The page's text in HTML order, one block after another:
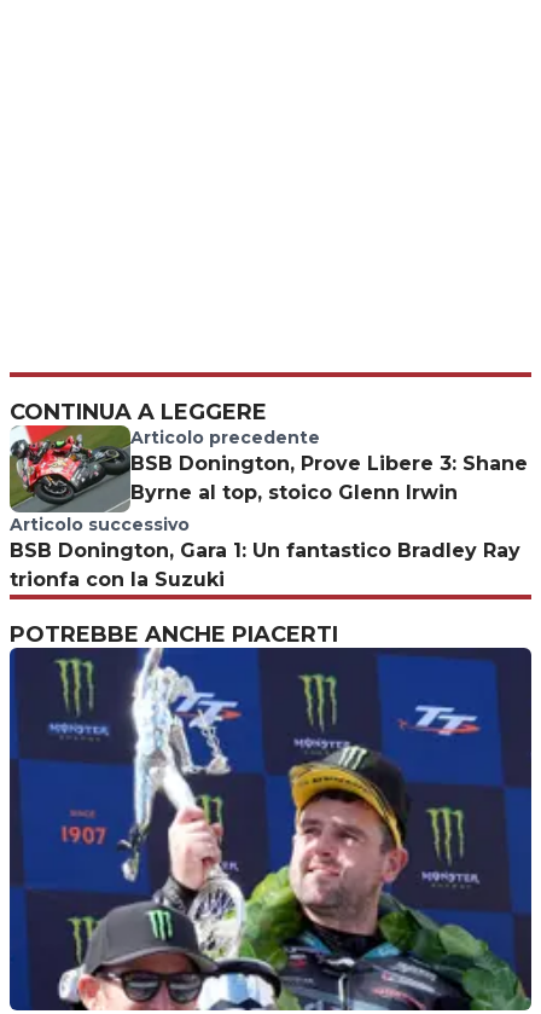
CONTINUA A LEGGERE
Articolo precedente
BSB Donington, Prove Libere 3: Shane
Byrne al top, stoico Glenn Irwin
Articolo successivo
BSB Donington, Gara 1: Un fantastico Bradley Ray
trionfa con la Suzuki
POTREBBE ANCHE PIACERTI